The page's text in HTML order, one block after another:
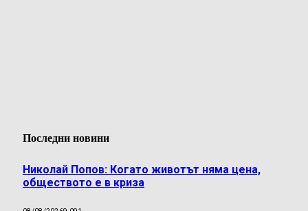
Последни новини
Николай Попов: Когато животът няма цена,
обществото е в криза